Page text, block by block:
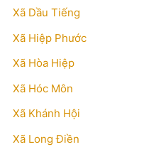
Xã Dầu Tiếng
Xã Hiệp Phước
Xã Hòa Hiệp
Xã Hóc Môn
Xã Khánh Hội
Xã Long Điền